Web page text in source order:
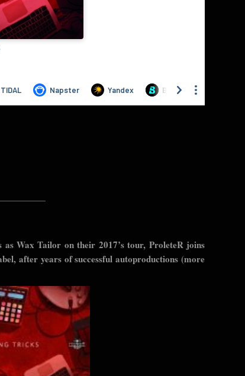
as Wax Tailor on their 2017’s tour, ProleteR joins
after years of successful autoproductions (more